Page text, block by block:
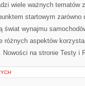
wiele ważnych tematów
startowym zarówno
świat wynajmu
różnych aspektów
Nowości na stronie Testy